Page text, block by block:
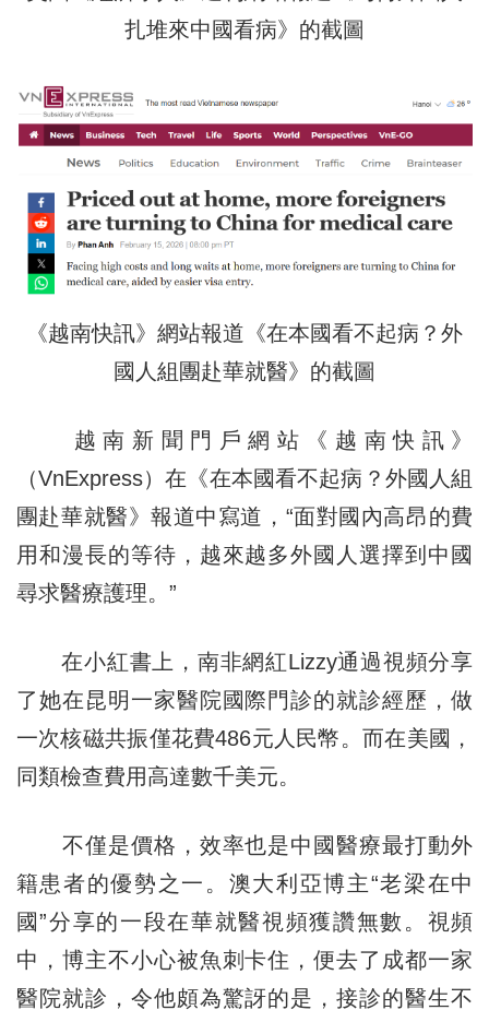
扎堆來中國看病》的截圖
《越南快訊》網站報道《在本國看不起病？外
國人組團赴華就醫》的截圖
越南新聞門戶網站《越南快訊》
（VnExpress）在《在本國看不起病？外國人組
團赴華就醫》報道中寫道，“面對國內高昂的費
用和漫長的等待，越來越多外國人選擇到中國
尋求醫療護理。”
在小紅書上，南非網紅Lizzy通過視頻分享
了她在昆明一家醫院國際門診的就診經歷，做
一次核磁共振僅花費486元人民幣。而在美國，
同類檢查費用高達數千美元。
不僅是價格，效率也是中國醫療最打動外
籍患者的優勢之一。澳大利亞博主“老梁在中
國”分享的一段在華就醫視頻獲讚無數。視頻
中，博主不小心被魚刺卡住，便去了成都一家
醫院就診，令他頗為驚訝的是，接診的醫生不